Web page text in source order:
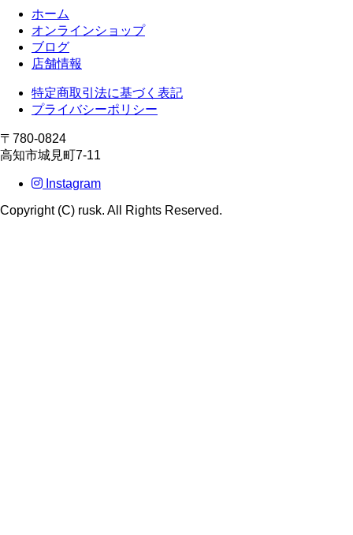
ホーム
オンラインショップ
ブログ
店舗情報
特定商取引法に基づく表記
プライバシーポリシー
〒780-0824
高知市城見町7-11
Instagram
Copyright (C) rusk. All Rights Reserved.